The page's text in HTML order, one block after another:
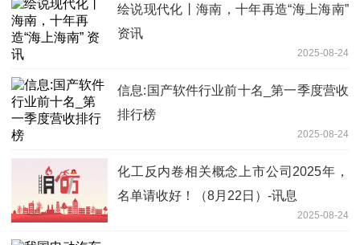
绘说现代化丨海南，十年再造“海上海南”
资讯
2025-08-24
信息:国产软件行业前十名_第一季度营收
排行榜
2025-08-24
化工反内卷相关概念上市公司2025年，
名单请收好！（8月22日）-讯息
2025-08-24